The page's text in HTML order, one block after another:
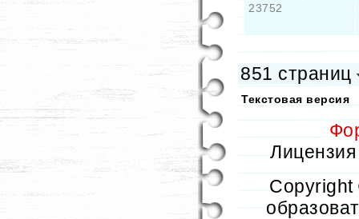
23752
851 страниц
Текстовая версия